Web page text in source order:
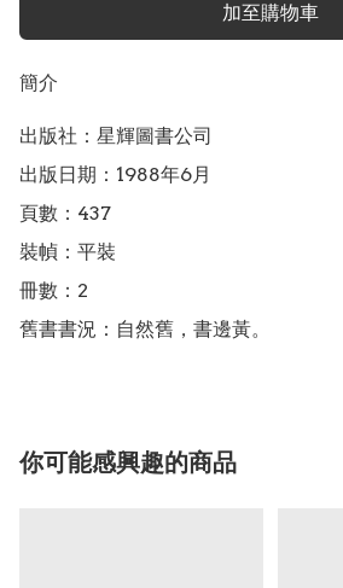
加至購物車
簡介
出版社：星輝圖書公司
出版日期：1988年6月
頁數：437
裝幀：平裝
冊數：2
舊書書況：自然舊，書邊黃。
你可能感興趣的商品